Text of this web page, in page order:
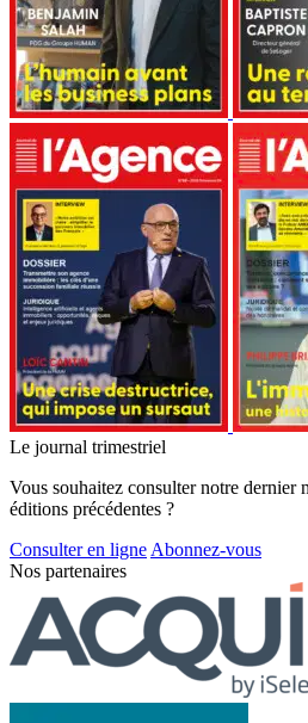
Le journal trimestriel
Vous souhaitez consulter notre dernier
éditions précédentes ?
Consulter en ligne Abonnez-vous
Nos partenaires